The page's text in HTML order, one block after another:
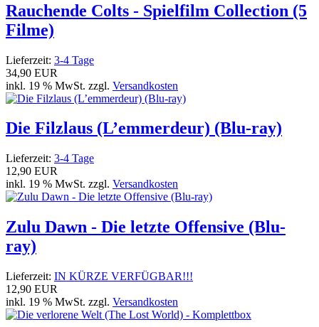
Rauchende Colts - Spielfilm Collection (5
Filme)
Lieferzeit: 3-4 Tage
34,90 EUR
inkl. 19 % MwSt. zzgl. Versandkosten
Die Filzlaus (L’emmerdeur) (Blu-ray)
Lieferzeit: 3-4 Tage
12,90 EUR
inkl. 19 % MwSt. zzgl. Versandkosten
Zulu Dawn - Die letzte Offensive (Blu-
ray)
Lieferzeit: IN KÜRZE VERFÜGBAR!!!
12,90 EUR
inkl. 19 % MwSt. zzgl. Versandkosten